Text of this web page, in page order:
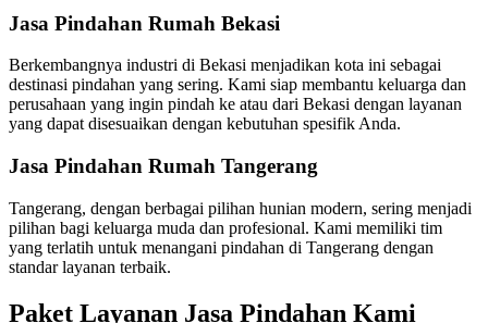
Jasa Pindahan Rumah Bekasi
Berkembangnya industri di Bekasi menjadikan kota ini sebagai
destinasi pindahan yang sering. Kami siap membantu keluarga dan
perusahaan yang ingin pindah ke atau dari Bekasi dengan layanan
yang dapat disesuaikan dengan kebutuhan spesifik Anda.
Jasa Pindahan Rumah Tangerang
Tangerang, dengan berbagai pilihan hunian modern, sering menjadi
pilihan bagi keluarga muda dan profesional. Kami memiliki tim
yang terlatih untuk menangani pindahan di Tangerang dengan
standar layanan terbaik.
Paket Layanan Jasa Pindahan Kami